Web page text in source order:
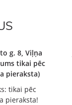
g. 8, Viļņa
tikai pēc
pieraksta)
tikai pēc
pieraksta!